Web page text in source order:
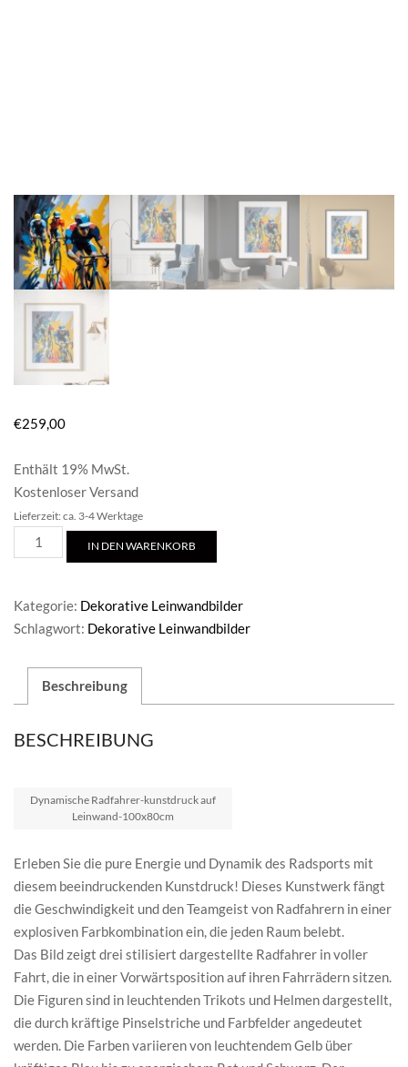
€259,00
Enthält 19% MwSt.
Kostenloser Versand
Lieferzeit: ca. 3-4 Werktage
Abstraktes
Fahrrad
Radfahrer
Kunst
IN DEN WARENKORB
Kategorie: Dekorative Leinwandbilder
Schlagwort: Dekorative Leinwandbilder
Beschreibung
BESCHREIBUNG
Dynamische Radfahrer-kunstdruck auf
Leinwand-100x80cm
Erleben Sie die pure Energie und Dynamik des Radsports mit
diesem beeindruckenden Kunstdruck! Dieses Kunstwerk fängt
die Geschwindigkeit und den Teamgeist von Radfahrern in einer
explosiven Farbkombination ein, die jeden Raum belebt.
Das Bild zeigt drei stilisiert dargestellte Radfahrer in voller
Fahrt, die in einer Vorwärtsposition auf ihren Fahrrädern sitzen.
Die Figuren sind in leuchtenden Trikots und Helmen dargestellt,
die durch kräftige Pinselstriche und Farbfelder angedeutet
werden. Die Farben variieren von leuchtendem Gelb über